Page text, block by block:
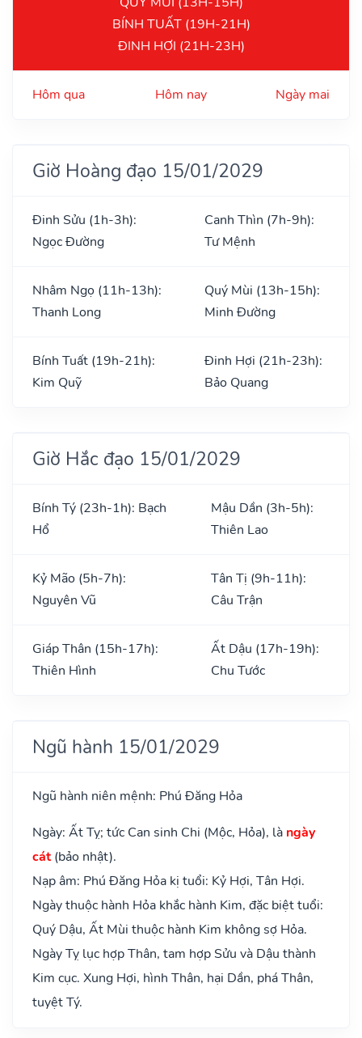
BÍNH TUẤT (19H-21H)
ĐINH HỢI (21H-23H)
Hôm qua Hôm nay Ngày mai
Giờ Hoàng đạo 15/01/2029
Đinh Sửu (1h-3h):
Ngọc Đường
Canh Thìn (7h-9h):
Tư Mệnh
Nhâm Ngọ (11h-13h):
Thanh Long
Quý Mùi (13h-15h):
Minh Đường
Bính Tuất (19h-21h):
Kim Quỹ
Đinh Hợi (21h-23h):
Bảo Quang
Giờ Hắc đạo 15/01/2029
Bính Tý (23h-1h): Bạch
Hổ
Mậu Dần (3h-5h):
Thiên Lao
Kỷ Mão (5h-7h):
Nguyên Vũ
Tân Tị (9h-11h):
Câu Trận
Giáp Thân (15h-17h):
Thiên Hình
Ất Dậu (17h-19h):
Chu Tước
Ngũ hành 15/01/2029
Ngũ hành niên mệnh: Phú Đăng Hỏa
Ngày: Ất Tỵ; tức Can sinh Chi (Mộc, Hỏa), là ngày
cát(bảo nhật).
Nạp âm: Phú Đăng Hỏa kị tuổi: Kỷ Hợi, Tân Hợi.
Ngày thuộc hành Hỏa khắc hành Kim, đặc biệt tuổi:
Quý Dậu, Ất Mùi thuộc hành Kim không sợ Hỏa.
Ngày Tỵ lục hợp Thân, tam hợp Sửu và Dậu thành
Kim cục. Xung Hợi, hình Thân, hại Dần, phá Thân,
tuyệt Tý.